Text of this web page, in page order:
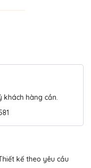
khách hàng cần.
kế theo yêu cầu